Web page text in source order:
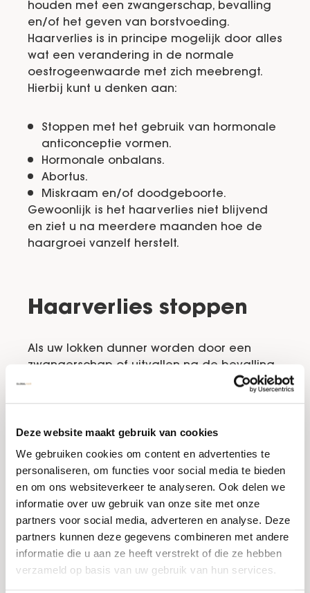
Deze website maakt gebruik van cookies
We gebruiken cookies om content en advertenties te
personaliseren, om functies voor social media te bieden
en om ons websiteverkeer te analyseren. Ook delen we
informatie over uw gebruik van onze site met onze
partners voor social media, adverteren en analyse. Deze
partners kunnen deze gegevens combineren met andere
informatie die u aan ze heeft verstrekt of die ze hebben
verzameld op basis van uw gebruik van hun services.
houden met een zwangerschap, bevalling
en/of het geven van borstvoeding.
Haarverlies is in principe mogelijk door alles
wat een verandering in de normale
oestrogeenwaarde met zich meebrengt.
Hierbij kunt u denken aan:
Stoppen met het gebruik van hormonale
anticonceptie vormen.
Hormonale onbalans.
Abortus.
Miskraam en/of doodgeboorte.
Gewoonlijk is het haarverlies niet blijvend
en ziet u na meerdere maanden hoe de
haargroei vanzelf herstelt.
Haarverlies stoppen
Als uw lokken dunner worden door een
zwangerschap of uitvallen na de bevalling
is er geen speciale behandeling nodig. Het
met de schildklier of een laag ijzergehalte?
Een arts schrijft medicijnen of supplementen
voor. Het overkomt vrouwen dat ze als
gevolg van een zwangerschap of bevalling
schildklierproblemen of een
ijzertekort
ontwikkelen. Is het haarverlies daarnaast
een gevolg van alopecia androgenetica?
Low Level Laser Therapie biedt mogelijk een
oplossing. Rood licht stimuleert de